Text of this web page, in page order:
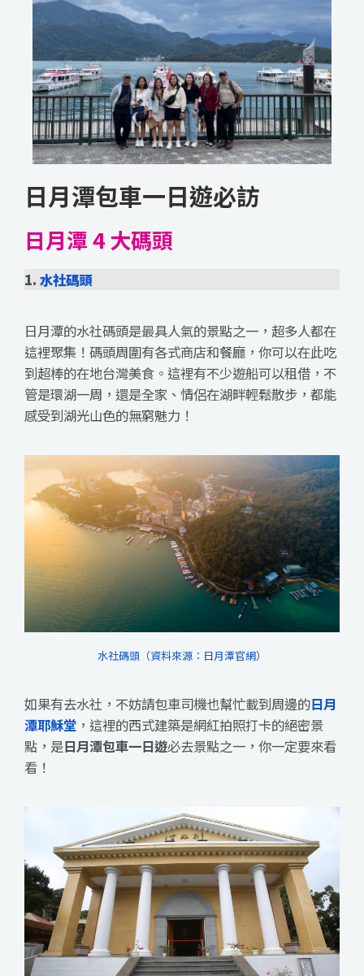
日月潭包車一日遊必訪
日月潭 4 大碼頭
1. 水社碼頭
日月潭的水社碼頭是最具人氣的景點之一，超多人都在
這裡聚集 ！碼頭周圍有各式商店和餐廳，你可以在此吃
到超棒的在地台灣美食。這裡有不少遊船可以租借，不
管是環湖一周，還是全家、情侶在湖畔輕鬆散步，都能
感受到湖光山色的無窮魅力！
水社碼頭（資料來源：日月潭官網）
如果有去水社，不妨請包車司機也幫忙載到周邊的日月
潭耶穌堂 ，這裡的西式建築是網紅拍照打卡的絕密景
點，是日月潭包車一日遊必去景點之一，你一定要來看
看！